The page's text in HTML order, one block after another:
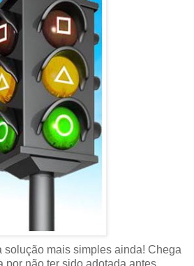
solução mais simples ainda! Chega
por não ter sido adotada antes.